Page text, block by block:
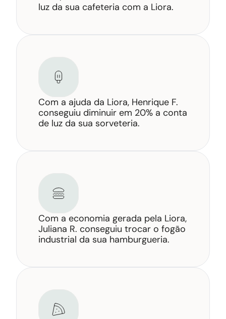
luz da sua cafeteria com a Liora.
Com a ajuda da Liora, Henrique F.
conseguiu diminuir em 20% a conta
de luz da sua sorveteria.
Com a economia gerada pela Liora,
Juliana R. conseguiu trocar o fogão
industrial da sua hamburgueria.